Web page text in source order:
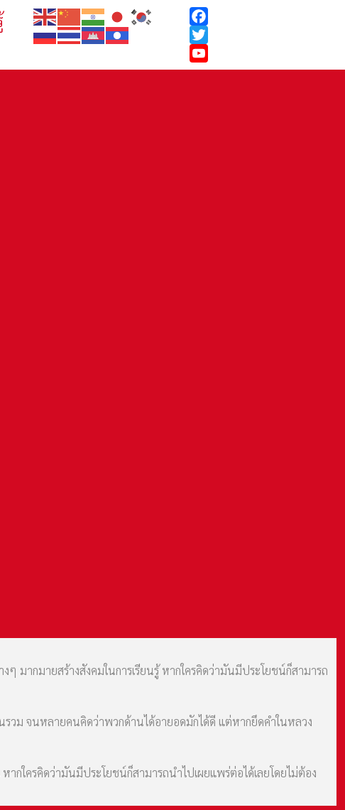
Facebook
Twitter
YouTube
มากมายสร้างสังคมในการเรียนรู้ หากใครคิดว่ามันมีประโยชน์ก็สามารถ
วม จนหลายคนคิดว่าพวกด้านได้อายอดมักได้ดี แต่หากยึดคำในหลวง
กใครคิดว่ามันมีประโยชน์ก็สามารถนำไปเผยแพร่ต่อได้เลยโดยไม่ต้อง